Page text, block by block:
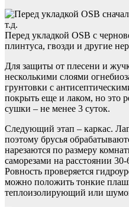
Перед укладкой OSB с
плинтуса, гвозди и другие
Для защиты от плесени и
несколькими слоями
грунтовки с
покрыть еще и лаком, но это
сушки – не менее 3 суток.
Следующий этап – каркас.
поэтому брусья
нарезаются по размеру
саморезами на расстоянии
Ровность проверяется
можно положить тонкие
теплоизолирующий или